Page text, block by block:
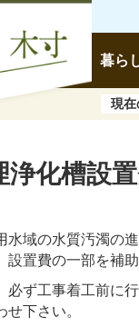
暮ら
現在
浄化槽設
水域の水質汚濁の
設置費の一部を補助
必ず工事着工前に
下さい。